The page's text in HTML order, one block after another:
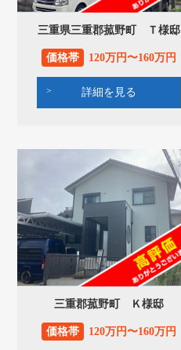
三重県三重郡菰野町 Ｔ様邸
価格帯 120万円〜160万円
詳細を見る
三重郡菰野町 Ｋ様邸
価格帯 120万円〜160万円